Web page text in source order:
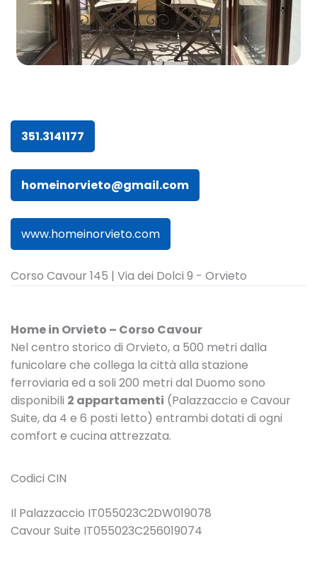
351.3141177
homeinorvieto@gmail.com
www.homeinorvieto.com
Corso Cavour 145 | Via dei Dolci 9 - Orvieto
Homein Orvieto – Corso Cavour
Nel centro storico di Orvieto, a 500 metri dalla
funicolare che collega la città alla stazione
ferroviaria ed a soli 200 metri dal Duomo sono
disponibili 2 appartamenti (Palazzaccio e Cavour
Suite, da 4 e 6 posti letto) entrambi dotati di ogni
comfort e cucina attrezzata.
Codici CIN
Il Palazzaccio IT055023C2DW019078
Cavour Suite IT055023C256019074